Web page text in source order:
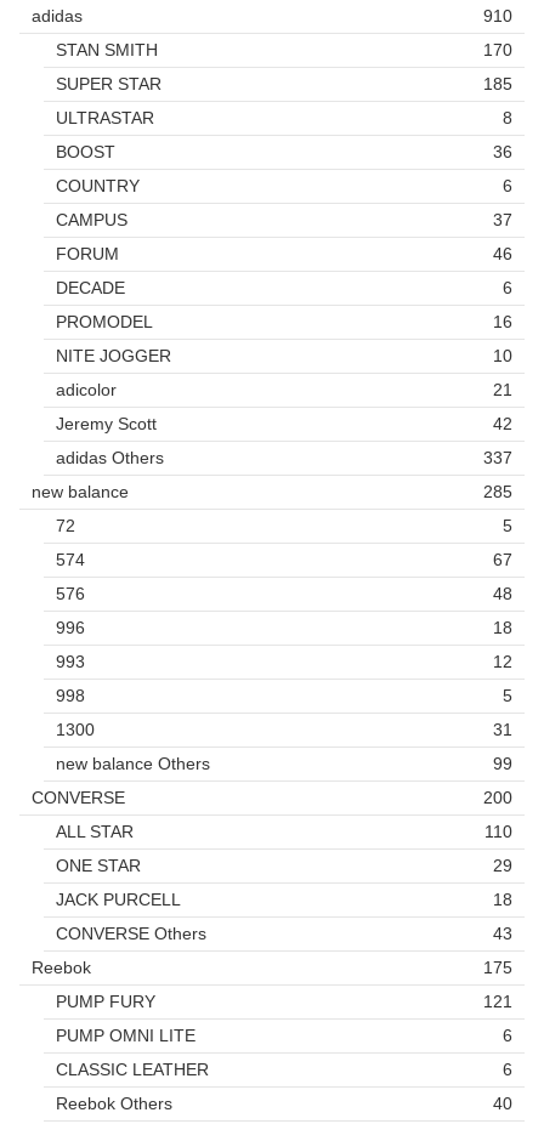
adidas
910
STAN SMITH
170
SUPER STAR
185
ULTRASTAR
8
BOOST
36
COUNTRY
6
CAMPUS
37
FORUM
46
DECADE
6
PROMODEL
16
NITE JOGGER
10
adicolor
21
Jeremy Scott
42
adidas Others
337
new balance
285
72
5
574
67
576
48
996
18
993
12
998
5
1300
31
new balance Others
99
CONVERSE
200
ALL STAR
110
ONE STAR
29
JACK PURCELL
18
CONVERSE Others
43
Reebok
175
PUMP FURY
121
PUMP OMNI LITE
6
CLASSIC LEATHER
6
Reebok Others
40